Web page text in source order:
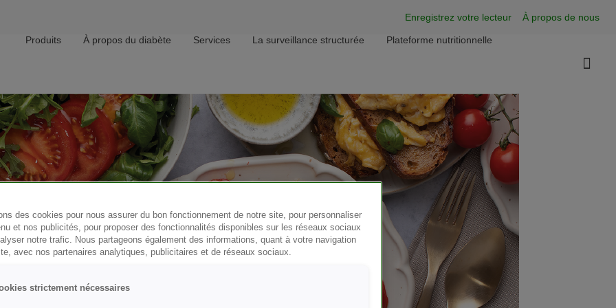
Super Menu
Enregistrez votre lecteur À propos de nous
Main navigation
Produits À propos du diabète Services La surveillance structurée Plateforme nutritionnelle
des cookies pour nous assurer du bon fonctionnement de notre site, pour personnaliser
et nos publicités, pour proposer des fonctionnalités disponibles sur les réseaux sociaux
notre trafic. Nous partageons également des informations, quant à votre navigation
avec nos partenaires analytiques, publicitaires et de réseaux sociaux.
strictement nécessaires